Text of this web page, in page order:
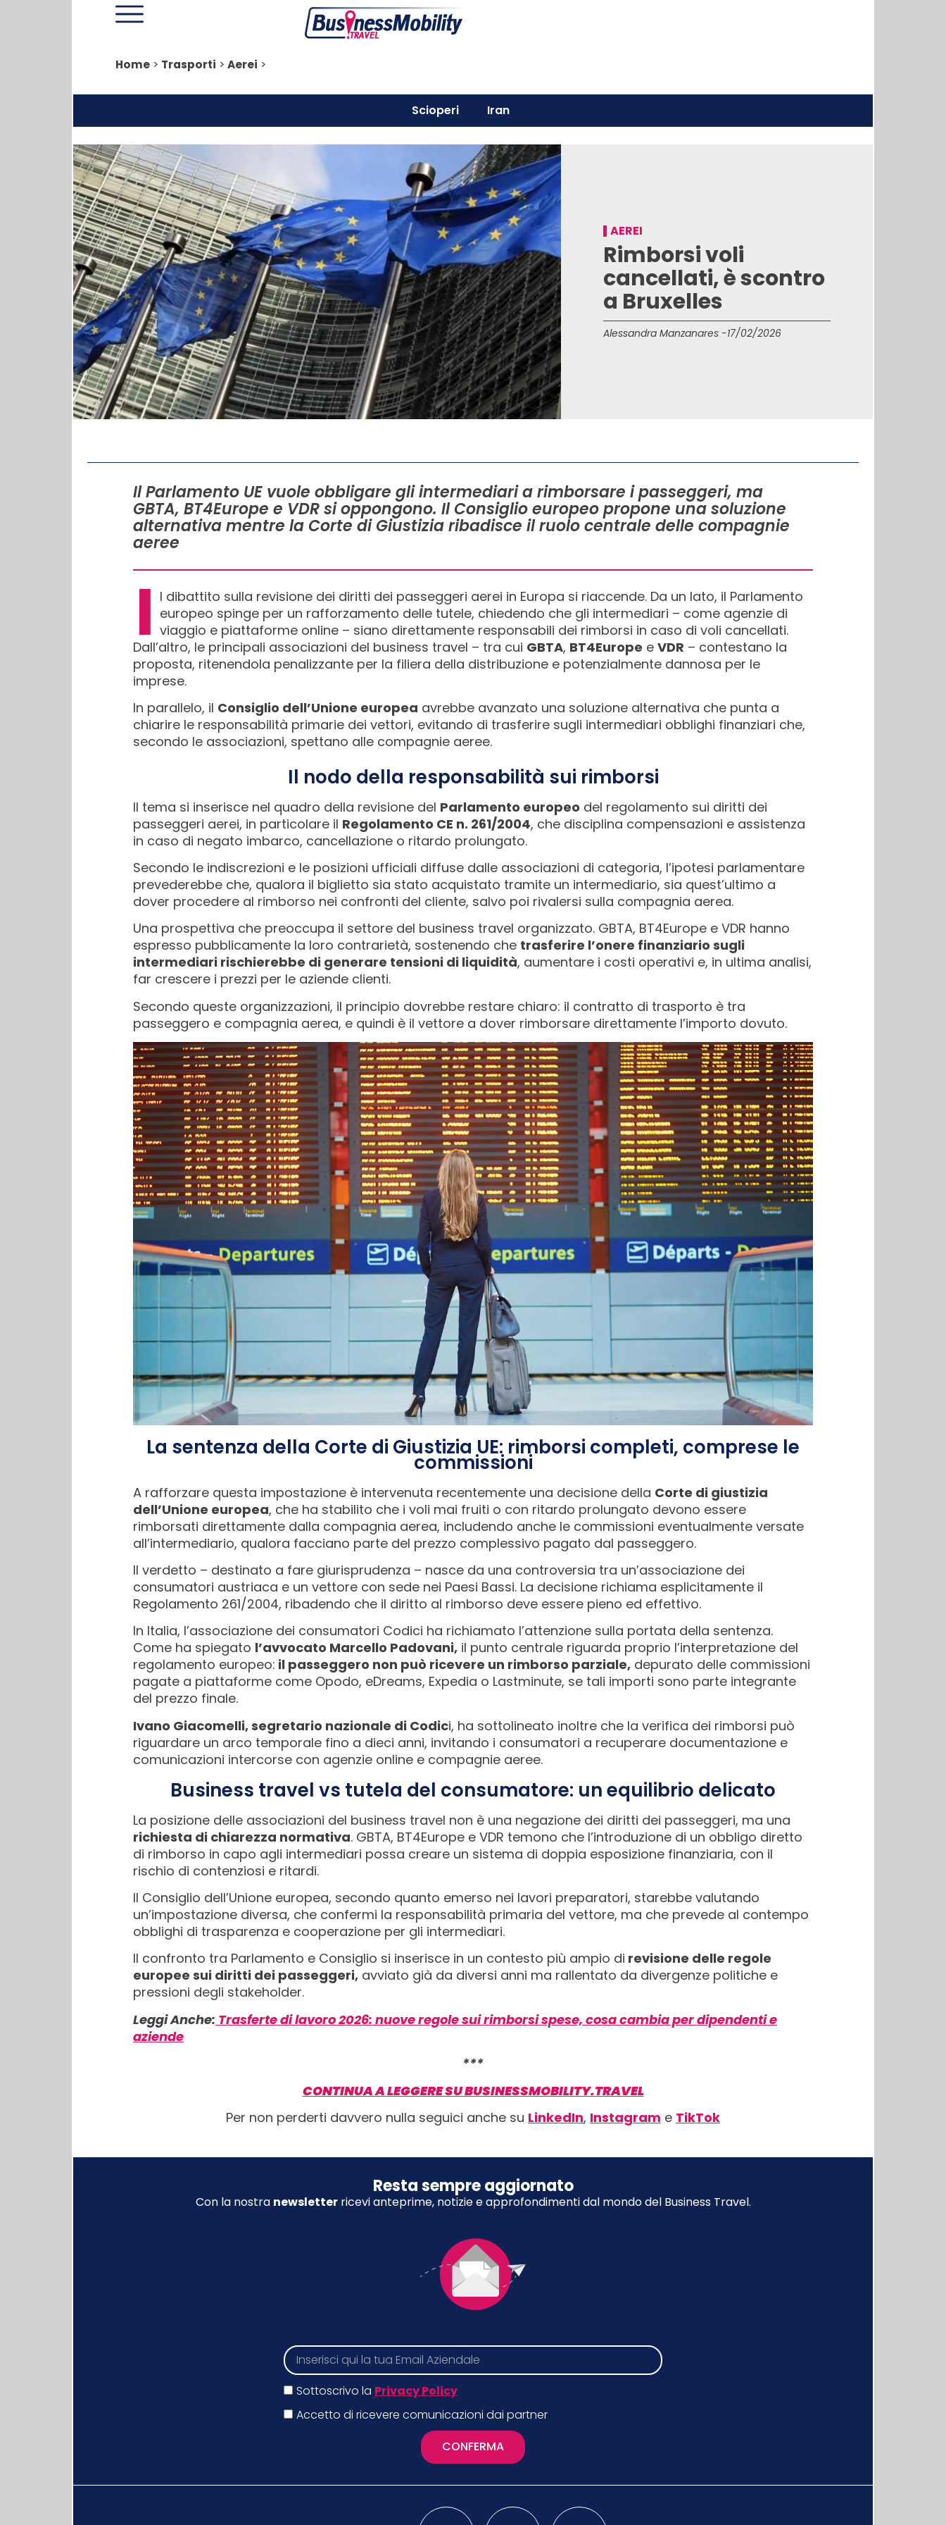
Home > Trasporti > Aerei >
Scioperi Iran
AEREI
Rimborsi voli
cancellati, è scontro
a Bruxelles
Alessandra Manzanares -17/02/2026
Il Parlamento UE vuole obbligare gli intermediari a rimborsare i passeggeri, ma
GBTA, BT4Europe e VDR si oppongono. Il Consiglio europeo propone una soluzione
alternativa mentre la Corte di Giustizia ribadisce il ruolo centrale delle compagnie
aeree
I l dibattito sulla revisione dei diritti dei passeggeri aerei in Europa si riaccende. Da un lato, il Parlamento
europeo spinge per un rafforzamento delle tutele, chiedendo che gli intermediari – come agenzie di
viaggio e piattaforme online – siano direttamente responsabili dei rimborsi in caso di voli cancellati.
Dall’altro, le principali associazioni del business travel – tra cui GBTA, BT4Europe e VDR – contestano la
proposta, ritenendola penalizzante per la filiera della distribuzione e potenzialmente dannosa per le
imprese.
In parallelo, il Consiglio dell’Unione europea avrebbe avanzato una soluzione alternativa che punta a
chiarire le responsabilità primarie dei vettori, evitando di trasferire sugli intermediari obblighi finanziari che,
secondo le associazioni, spettano alle compagnie aeree.
Il nodo della responsabilità sui rimborsi
Il tema si inserisce nel quadro della revisione del Parlamento europeo del regolamento sui diritti dei
passeggeri aerei, in particolare il Regolamento CE n. 261/2004, che disciplina compensazioni e assistenza
in caso di negato imbarco, cancellazione o ritardo prolungato.
Secondo le indiscrezioni e le posizioni ufficiali diffuse dalle associazioni di categoria, l’ipotesi parlamentare
prevederebbe che, qualora il biglietto sia stato acquistato tramite un intermediario, sia quest’ultimo a
dover procedere al rimborso nei confronti del cliente, salvo poi rivalersi sulla compagnia aerea.
Una prospettiva che preoccupa il settore del business travel organizzato. GBTA, BT4Europe e VDR hanno
espresso pubblicamente la loro contrarietà, sostenendo che trasferire l’onere finanziario sugli
intermediari rischierebbe di generare tensioni di liquidità, aumentare i costi operativi e, in ultima analisi,
far crescere i prezzi per le aziende clienti.
Secondo queste organizzazioni, il principio dovrebbe restare chiaro: il contratto di trasporto è tra
passeggero e compagnia aerea, e quindi è il vettore a dover rimborsare direttamente l’importo dovuto.
La sentenza della Corte di Giustizia UE: rimborsi completi, comprese le
commissioni
A rafforzare questa impostazione è intervenuta recentemente una decisione della Corte di giustizia
dell’Unione europea, che ha stabilito che i voli mai fruiti o con ritardo prolungato devono essere
rimborsati direttamente dalla compagnia aerea, includendo anche le commissioni eventualmente versate
all’intermediario, qualora facciano parte del prezzo complessivo pagato dal passeggero.
Il verdetto – destinato a fare giurisprudenza – nasce da una controversia tra un’associazione dei
consumatori austriaca e un vettore con sede nei Paesi Bassi. La decisione richiama esplicitamente il
Regolamento 261/2004, ribadendo che il diritto al rimborso deve essere pieno ed effettivo.
In Italia, l’associazione dei consumatori Codici ha richiamato l’attenzione sulla portata della sentenza.
Come ha spiegato l’avvocato Marcello Padovani, il punto centrale riguarda proprio l’interpretazione del
regolamento europeo: il passeggero non può ricevere un rimborso parziale, depurato delle commissioni
pagate a piattaforme come Opodo, eDreams, Expedia o Lastminute, se tali importi sono parte integrante
del prezzo finale.
Ivano Giacomelli, segretario nazionale di Codici, ha sottolineato inoltre che la verifica dei rimborsi può
riguardare un arco temporale fino a dieci anni, invitando i consumatori a recuperare documentazione e
comunicazioni intercorse con agenzie online e compagnie aeree.
Business travel vs tutela del consumatore: un equilibrio delicato
La posizione delle associazioni del business travel non è una negazione dei diritti dei passeggeri, ma una
richiesta di chiarezza normativa. GBTA, BT4Europe e VDR temono che l’introduzione di un obbligo diretto
di rimborso in capo agli intermediari possa creare un sistema di doppia esposizione finanziaria, con il
rischio di contenziosi e ritardi.
Il Consiglio dell’Unione europea, secondo quanto emerso nei lavori preparatori, starebbe valutando
un’impostazione diversa, che confermi la responsabilità primaria del vettore, ma che prevede al contempo
obblighi di trasparenza e cooperazione per gli intermediari.
Il confronto tra Parlamento e Consiglio si inserisce in un contesto più ampio di revisione delle regole
europee sui diritti dei passeggeri, avviato già da diversi anni ma rallentato da divergenze politiche e
pressioni degli stakeholder.
Leggi Anche: Trasferte di lavoro 2026: nuove regole sui rimborsi spese, cosa cambia per dipendenti e
aziende
***
CONTINUA A LEGGERE SU BUSINESSMOBILITY.TRAVEL
Per non perderti davvero nulla seguici anche su LinkedIn, Instagram e TikTok
Resta sempre aggiornato
Con la nostra newsletterricevi anteprime, notizie e approfondimenti dal mondo del Business Travel.
Sottoscrivo la Privacy Policy
Accetto di ricevere comunicazioni dai partner
CONFERMA